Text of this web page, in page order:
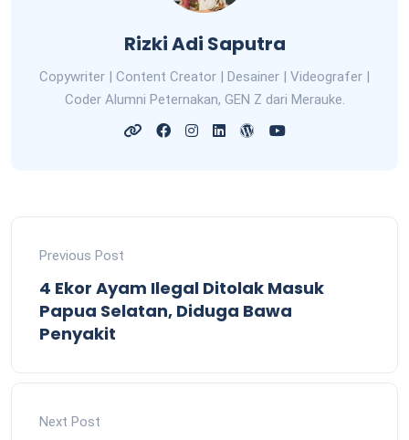
Rizki Adi Saputra
Copywriter | Content Creator | Desainer | Videografer |
Coder Alumni Peternakan, GEN Z dari Merauke.
Previous Post
4 Ekor Ayam Ilegal Ditolak Masuk
Papua Selatan, Diduga Bawa
Penyakit
Next Post